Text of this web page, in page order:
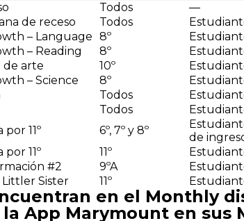
Todos —
de receso Todos
– Language 8º
– Reading 8º
de arte 10º
– Science 8º
Todos
Todos
11º 6º, 7º y 8º
de
11º 11º
#2 9ºA
Sister 11º
en el Monthly
App Marymount en sus